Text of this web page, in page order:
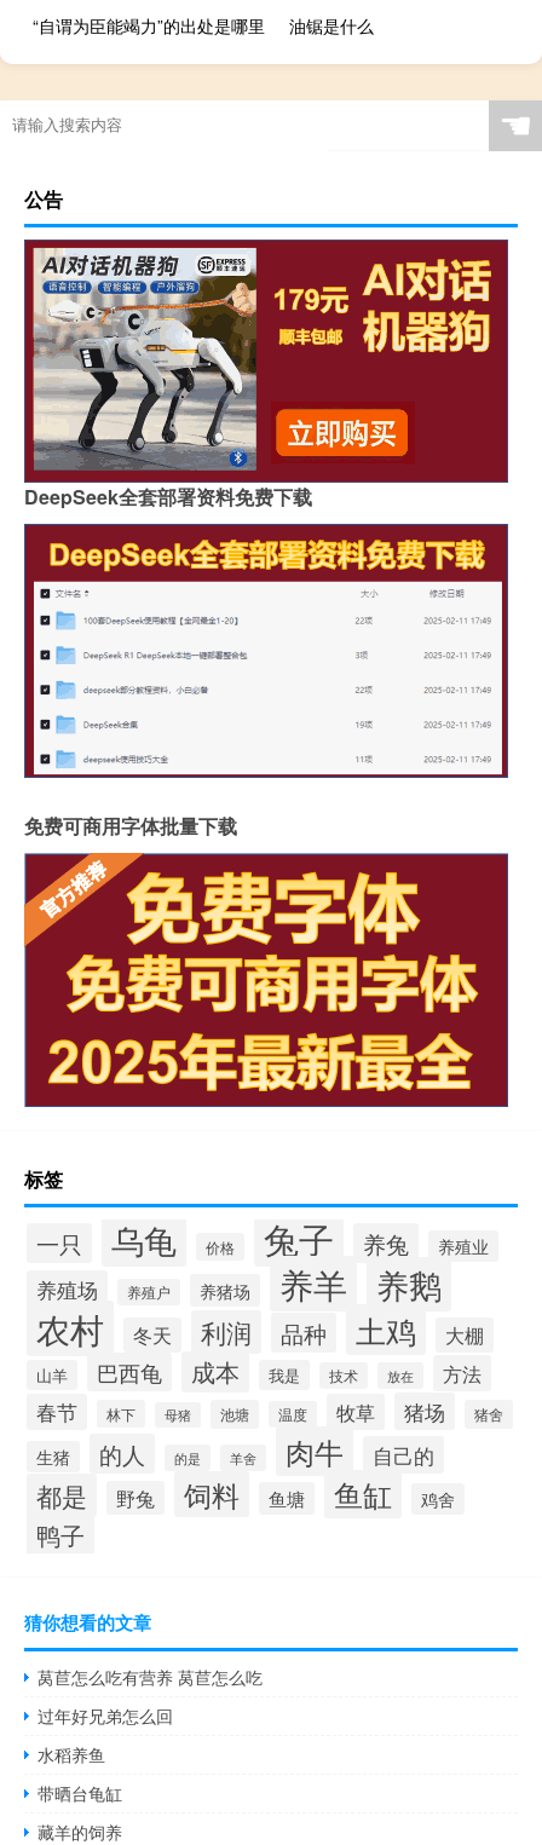
“自谓为臣能竭力”的出处是哪里 油锯是什么
☚
公告
DeepSeek全套部署资料免费下载
免费可商用字体批量下载
标签
一只 乌龟 价格 兔子 养兔 养殖业
养殖场 养殖户 养猪场 养羊 养鹅
农村 冬天 利润 品种 土鸡 大棚
山羊 巴西龟 成本 我是 技术 放在
方法
春节
林下 母猪 池塘 温度 牧草 猪场 猪舍
生猪 的人 的是 羊舍 肉牛 自己的
都是 野兔 饲料 鱼塘 鱼缸 鸡舍
鸭子
猜你想看的文章
莴苣怎么吃有营养 莴苣怎么吃
过年好兄弟怎么回
水稻养鱼
带晒台龟缸
藏羊的饲养